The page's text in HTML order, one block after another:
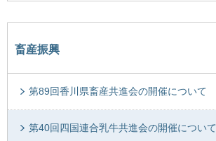
畜産振興
第89回香川県畜産共進会の開催について
第40回四国連合乳牛共進会の開催について